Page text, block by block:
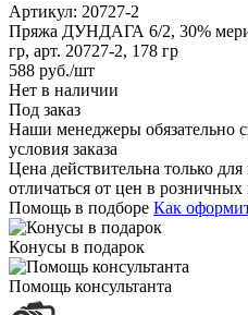
Артикул: 20727-2
Пряжа ДУНДАГА 6/2, 30%
гр, арт. 20727-2, 178 гр
588 руб./шт
Нет в наличии
Под заказ
Наши менеджеры обязательно
условия заказа
Цена действительна только
отличаться от цен в розничных
Помощь в подборе Как
Конусы в подарок
Помощь консультанта